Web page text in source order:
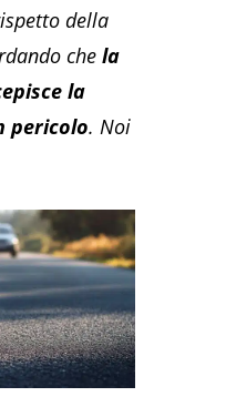
della
che la
la
pericolo. Noi